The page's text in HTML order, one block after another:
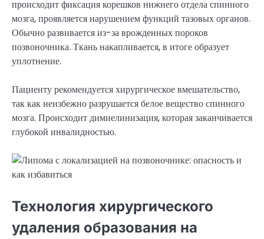
происходит фиксация корешков нижнего отдела спинного
мозга, проявляется нарушением функций тазовых органов.
Обычно развивается из-за врожденных пороков
позвоночника. Ткань накапливается, в итоге образует
уплотнение.
Пациенту рекомендуется хирургическое вмешательство,
так как неизбежно разрушается белое вещество спинного
мозга. Происходит димиелинизация, которая заканчивается
глубокой инвалидностью.
Технология хирургического
удаления образования на